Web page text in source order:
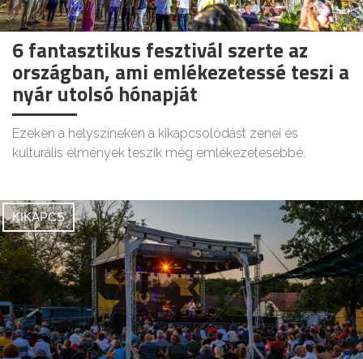
6 fantasztikus fesztivál szerte az
országban, ami emlékezetessé teszi a
nyár utolsó hónapját
Ezeken a helyszíneken a kikapcsolódást zenei és
kulturális élmények teszik még emlékezetesebbé.
KIKAPCS